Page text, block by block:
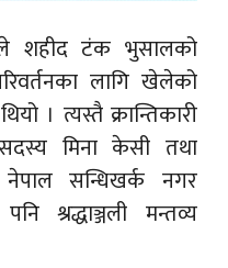
शहीद टंक भुसालको
लागि खेलेको
। त्यस्तै क्रान्तिकारी
मिना केसी तथा
नेपाल सन्धिखर्क नगर
श्रद्धाञ्जली मन्तव्य